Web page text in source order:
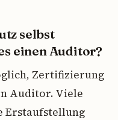
selbst
einen Auditor?
Zertifizierung
Auditor. Viele
Erstaufstellung